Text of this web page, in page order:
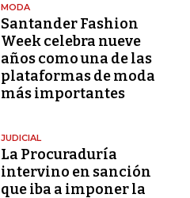
MODA
Santander Fashion
Week celebra nueve
años como una de las
plataformas de moda
más importantes
JUDICIAL
La Procuraduría
intervino en sanción
que iba a imponer la